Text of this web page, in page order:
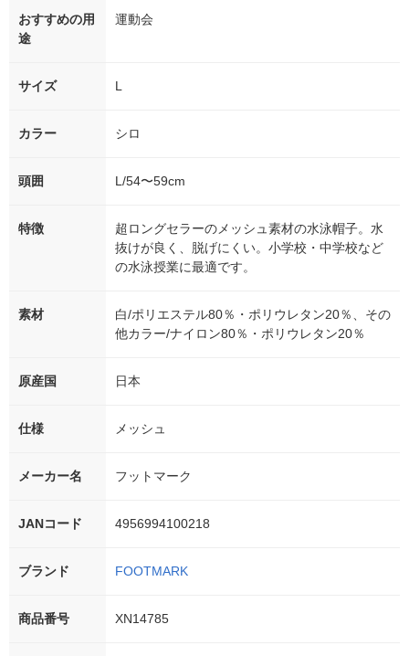
おすすめの用
途
運動会
サイズ L
カラー シロ
頭囲 L/54〜59cm
特徴
超ロングセラーのメッシュ素材の水泳帽子。水
抜けが良く、脱げにくい。小学校・中学校など
の水泳授業に最適です。
素材
白/ポリエステル80％・ポリウレタン20％、その
他カラー/ナイロン80％・ポリウレタン20％
原産国 日本
仕様 メッシュ
メーカー名 フットマーク
JANコード 4956994100218
ブランド FOOTMARK
商品番号 XN14785